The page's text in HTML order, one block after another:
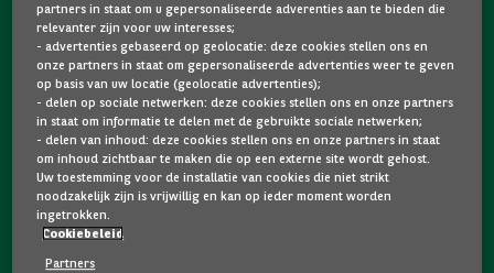
NEEM NU CONTACT OP MET ONS!
Een vraag?
Wij zijn er voor u.
Hebt u graag meer informatie over een model dat u
bevalt? Twijfelt u tussen twee tweedehandswagens?
Neem dan zeker contact op met ons. Wij staan klaar om
uw vragen te beantwoorden en u te helpen bij uw keuze.
partners in staat om u gepersonaliseerde adverenties aan te bieden die
relevanter zijn voor uw interesses;
- advertenties gebaseerd op geolocatie: deze cookies stellen ons en
onze partners in staat om gepersonaliseerde advertenties weer te geven
op basis van uw locatie (geolocatie advertenties);
- delen op sociale netwerken: deze cookies stellen ons en onze partners
in staat om informatie te delen met de gebruikte sociale netwerken;
- delen van inhoud: deze cookies stellen ons en onze partners in staat
om inhoud zichtbaar te maken die op een externe site wordt gehost.
Uw toestemming voor de installatie van cookies die niet strikt
noodzakelijk zijn is vrijwillig en kan op ieder moment worden
ingetrokken.
Cookiebeleid
Partners